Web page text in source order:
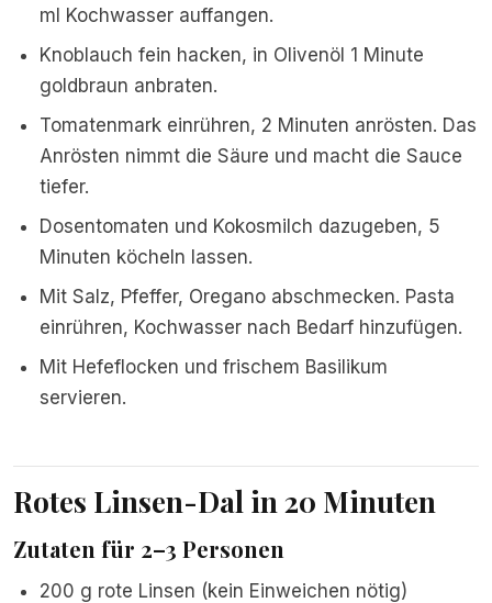
ml Kochwasser auffangen.
Knoblauch fein hacken, in Olivenöl 1 Minute
goldbraun anbraten.
Tomatenmark einrühren, 2 Minuten anrösten. Das
Anrösten nimmt die Säure und macht die Sauce
tiefer.
Dosentomaten und Kokosmilch dazugeben, 5
Minuten köcheln lassen.
Mit Salz, Pfeffer, Oregano abschmecken. Pasta
einrühren, Kochwasser nach Bedarf hinzufügen.
Mit Hefeflocken und frischem Basilikum
servieren.
Rotes Linsen-Dal in 20 Minuten
Zutaten für 2–3 Personen
200 g rote Linsen (kein Einweichen nötig)